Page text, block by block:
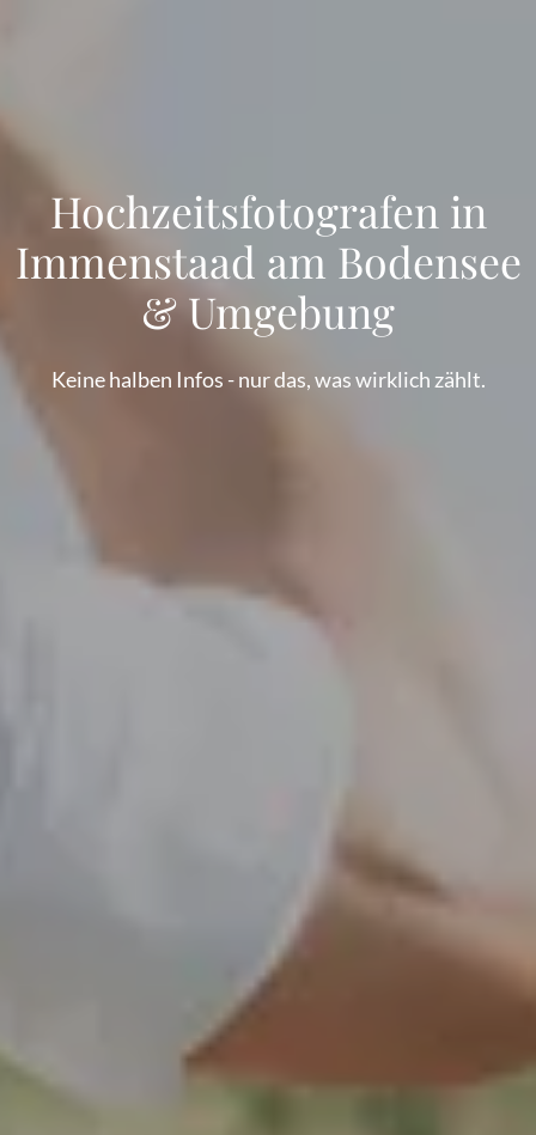
Hochzeitsfotografen in
Immenstaad am Bodensee
& Umgebung
Keine halben Infos - nur das, was wirklich zählt.